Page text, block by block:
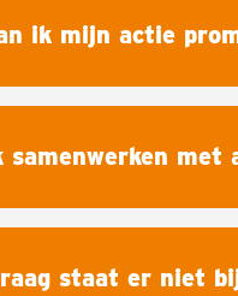
ik mijn actie
samenwerken met
staat er niet